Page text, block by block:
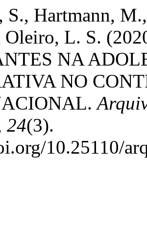
S., Hartmann,
L. S.
NA
NO
24(3).
10.25110/